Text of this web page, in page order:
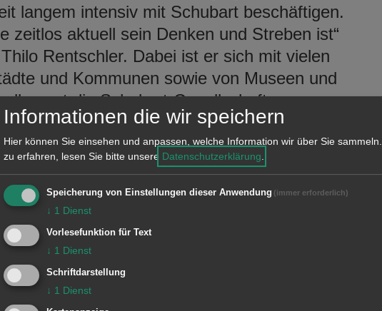
langem intensiv mit Schubart beschäftigen.
zeitlos aktuell sein Denken und Streben ist“
Rentschler. Dabei ist er sich mit vielen
und Kommunen sowie von Museen und
die Schubart-Gesellschaft
am 22. Februar nehmen
Rentschler unter anderem Vertreter der
Geislingen und der Kommune
das Literaturarchiv Marbach, der Geschichts-
Württemberg und die Universitäten Erlangen-
dabei.
Gesellschaft das Ziel, Kunst und
Forschung zu fördern.
seinem Werk und seiner
Informationen die wir speichern
Hier können Sie einsehen und anpassen, welche Information wir über Sie sammeln.
zu erfahren, lesen Sie bitte unsere Datenschutzerklärung.
Speicherung von Einstellungen dieser Anwendung (immer erforderlich)
↓ 1 Dienst
Vorlesefunktion für Text
↓ 1 Dienst
Schriftdarstellung
↓ 1 Dienst